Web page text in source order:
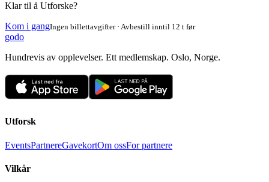
Klar til å Utforske?
Kom i gangIngen billettavgifter · Avbestill inntil 12 t før
godo
Hundrevis av opplevelser. Ett medlemskap. Oslo, Norge.
Utforsk
EventsPartnereGavekortOm ossFor partnere
Vilkår